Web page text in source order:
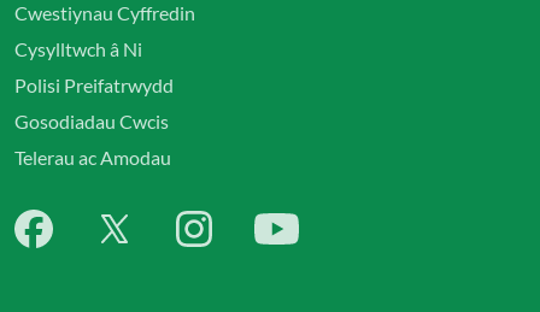
Cwestiynau Cyffredin
Cysylltwch â Ni
Polisi Preifatrwydd
Gosodiadau Cwcis
Telerau ac Amodau